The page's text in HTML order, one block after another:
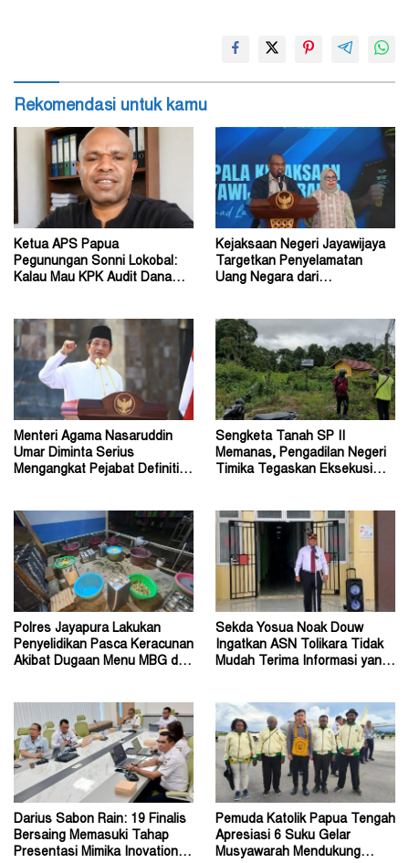
Rekomendasi untuk kamu
Ketua APS Papua
Pegunungan Sonni Lokobal:
Kalau Mau KPK Audit Dana
Kejaksaan Negeri Jayawijaya
Targetkan Penyelamatan
Uang Negara dari
Menteri Agama Nasaruddin
Umar Diminta Serius
Mengangkat Pejabat Definitif
Sengketa Tanah SP II
Memanas, Pengadilan Negeri
Timika Tegaskan Eksekusi
Polres Jayapura Lakukan
Penyelidikan Pasca Keracunan
Akibat Dugaan Menu MBG di
Sekda Yosua Noak Douw
Ingatkan ASN Tolikara Tidak
Mudah Terima Informasi yang
Darius Sabon Rain: 19 Finalis
Bersaing Memasuki Tahap
Presentasi Mimika Inovation
Pemuda Katolik Papua Tengah
Apresiasi 6 Suku Gelar
Musyawarah Mendukung